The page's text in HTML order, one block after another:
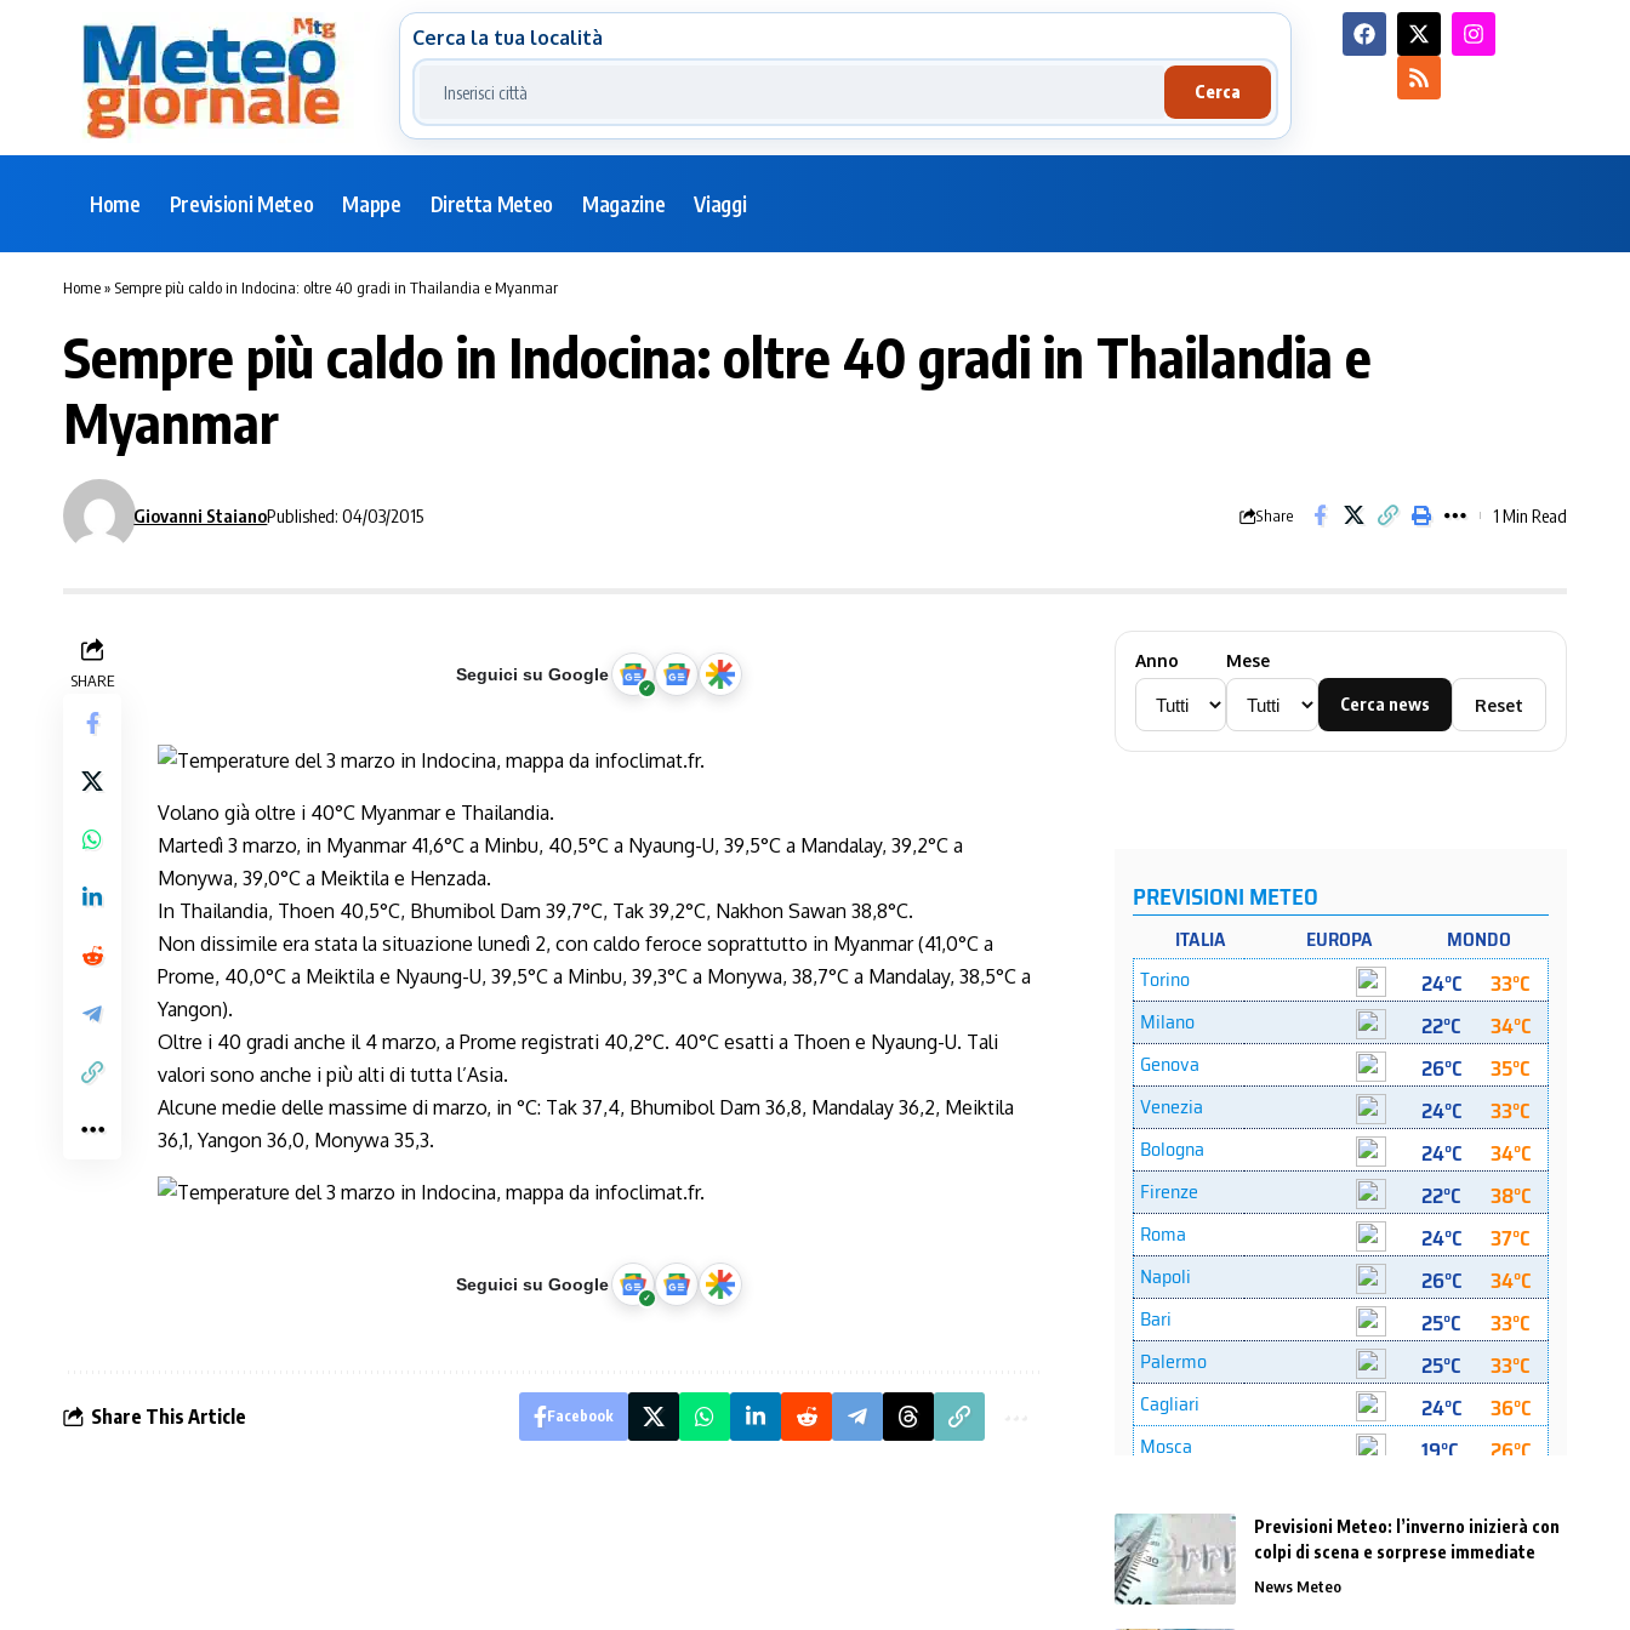
Cerca la tua località
Cerca
Home Previsioni Meteo Mappe Diretta Meteo Magazine Viaggi
Home» Sempre più caldo in Indocina: oltre 40 gradi in Thailandia e Myanmar
Sempre più caldo in Indocina: oltre 40 gradi in Thailandia e
Myanmar
Giovanni StaianoPublished: 04/03/2015 Share 1 Min Read
SHARE Seguici su Google
Volano già oltre i 40°C Myanmar e Thailandia.
Martedì 3 marzo, in Myanmar 41,6°C a Minbu, 40,5°C a Nyaung-U, 39,5°C a Mandalay, 39,2°C a
Monywa, 39,0°C a Meiktila e Henzada.
In Thailandia, Thoen 40,5°C, Bhumibol Dam 39,7°C, Tak 39,2°C, Nakhon Sawan 38,8°C.
Non dissimile era stata la situazione lunedì 2, con caldo feroce soprattutto in Myanmar (41,0°C a
Prome, 40,0°C a Meiktila e Nyaung-U, 39,5°C a Minbu, 39,3°C a Monywa, 38,7°C a Mandalay, 38,5°C a
Yangon).
Oltre i 40 gradi anche il 4 marzo, a Prome registrati 40,2°C. 40°C esatti a Thoen e Nyaung-U. Tali
valori sono anche i più alti di tutta l’Asia.
Alcune medie delle massime di marzo, in °C: Tak 37,4, Bhumibol Dam 36,8, Mandalay 36,2, Meiktila
36,1, Yangon 36,0, Monywa 35,3.
Seguici su Google
Share This Article Facebook
Anno Mese
Cerca news Reset
Previsioni Meteo: l’inverno inizierà con
colpi di scena e sorprese immediate
News Meteo